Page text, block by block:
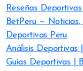
Reseñas
BetPeru — Noticias,
Deportivas Peru
Análisis Deportivas
Guías Deportivas |